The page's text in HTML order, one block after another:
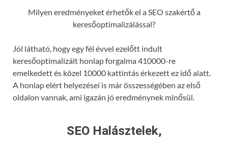
Milyen eredményeket érhetők el a SEO szakértő a
keresőoptimalizálással?
Jól látható, hogy egy fél évvel ezelőtt indult
keresőoptimalizált honlap forgalma 410000-re
emelkedett és közel 10000 kattintás érkezett ez idő alatt.
A honlap elért helyezései is már összességében az első
oldalon vannak, ami igazán jó eredménynek minősül.
SEO Halásztelek,